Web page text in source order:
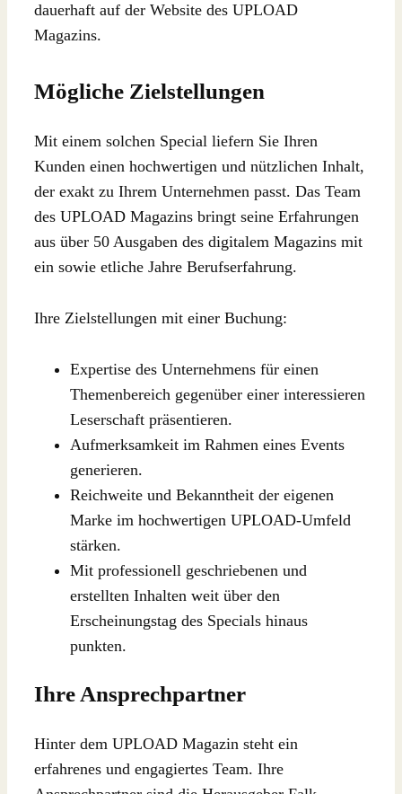
dauerhaft auf der Website des UPLOAD
Magazins.
Mögliche Zielstellungen
Mit einem solchen Special liefern Sie Ihren
Kunden einen hochwertigen und nützlichen Inhalt,
der exakt zu Ihrem Unternehmen passt. Das Team
des UPLOAD Magazins bringt seine Erfahrungen
aus über 50 Ausgaben des digitalem Magazins mit
ein sowie etliche Jahre Berufserfahrung.
Ihre Zielstellungen mit einer Buchung:
Expertise des Unternehmens für einen
Themenbereich gegenüber einer interessieren
Leserschaft präsentieren.
Aufmerksamkeit im Rahmen eines Events
generieren.
Reichweite und Bekanntheit der eigenen
Marke im hochwertigen UPLOAD-Umfeld
stärken.
Mit professionell geschriebenen und
erstellten Inhalten weit über den
Erscheinungstag des Specials hinaus
punkten.
Ihre Ansprechpartner
Hinter dem UPLOAD Magazin steht ein
erfahrenes und engagiertes Team. Ihre